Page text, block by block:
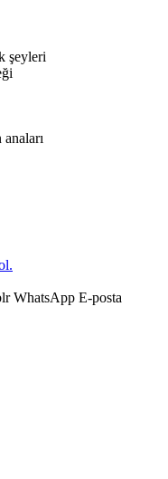
şeyleri
WhatsApp E-posta